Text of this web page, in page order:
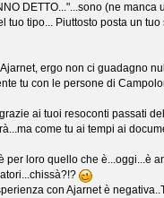
DETTO..."...sono (ne
tuo tipo... Piuttosto posta un
ergo non ci guadagno
tu con le persone di
ai tuoi resoconti passati
come tu ai tempi ai
per loro quello che è...oggi...è
con Ajarnet è